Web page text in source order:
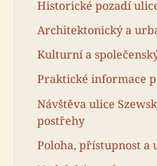
Historické pozadí
Architektonický a
Kulturní a
Praktické informace
Návštěva ulice
postřehy
Poloha, přístupnost a